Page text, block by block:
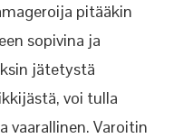
pitääkin
sopivina ja
jätetystä
voi tulla
vaarallinen. Varoitin